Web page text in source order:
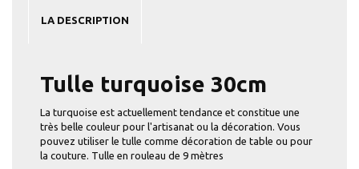
LA DESCRIPTION
Tulle turquoise 30cm
La turquoise est actuellement tendance et constitue une
très belle couleur pour l'artisanat ou la décoration. Vous
pouvez utiliser le tulle comme décoration de table ou pour
la couture. Tulle en rouleau de 9 mètres